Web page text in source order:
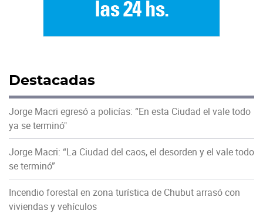
Destacadas
Jorge Macri egresó a policías: “En esta Ciudad el vale todo
ya se terminó"
Jorge Macri: “La Ciudad del caos, el desorden y el vale todo
se terminó”
Incendio forestal en zona turística de Chubut arrasó con
viviendas y vehículos